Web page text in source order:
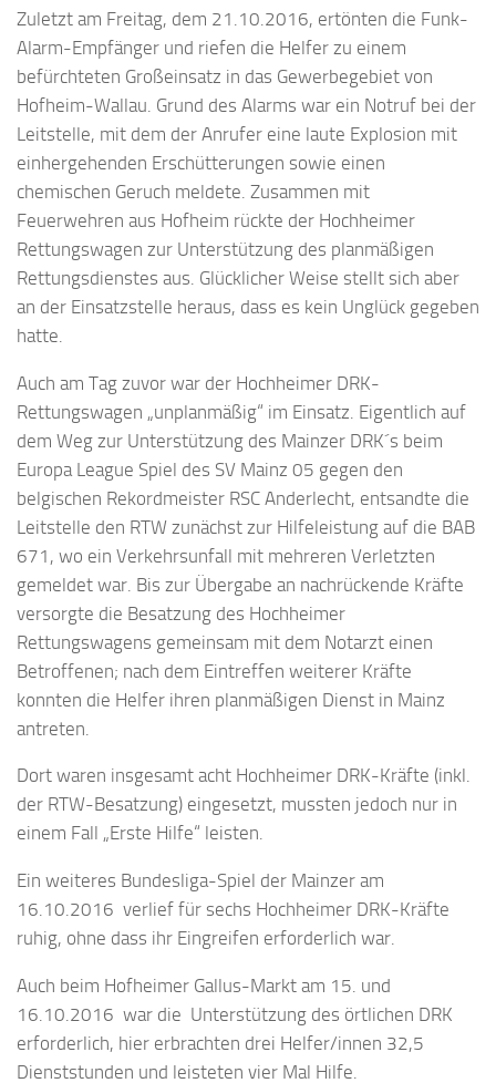
Zuletzt am Freitag, dem 21.10.2016, ertönten die Funk-
Alarm-Empfänger und riefen die Helfer zu einem
befürchteten Großeinsatz in das Gewerbegebiet von
Hofheim-Wallau. Grund des Alarms war ein Notruf bei der
Leitstelle, mit dem der Anrufer eine laute Explosion mit
einhergehenden Erschütterungen sowie einen
chemischen Geruch meldete. Zusammen mit
Feuerwehren aus Hofheim rückte der Hochheimer
Rettungswagen zur Unterstützung des planmäßigen
Rettungsdienstes aus. Glücklicher Weise stellt sich aber
an der Einsatzstelle heraus, dass es kein Unglück gegeben
hatte.
Auch am Tag zuvor war der Hochheimer DRK-
Rettungswagen „unplanmäßig“ im Einsatz. Eigentlich auf
dem Weg zur Unterstützung des Mainzer DRK´s beim
Europa League Spiel des SV Mainz 05 gegen den
belgischen Rekordmeister RSC Anderlecht, entsandte die
Leitstelle den RTW zunächst zur Hilfeleistung auf die BAB
671, wo ein Verkehrsunfall mit mehreren Verletzten
gemeldet war. Bis zur Übergabe an nachrückende Kräfte
versorgte die Besatzung des Hochheimer
Rettungswagens gemeinsam mit dem Notarzt einen
Betroffenen; nach dem Eintreffen weiterer Kräfte
konnten die Helfer ihren planmäßigen Dienst in Mainz
antreten.
Dort waren insgesamt acht Hochheimer DRK-Kräfte (inkl.
der RTW-Besatzung) eingesetzt, mussten jedoch nur in
einem Fall „Erste Hilfe“ leisten.
Ein weiteres Bundesliga-Spiel der Mainzer am
16.10.2016 verlief für sechs Hochheimer DRK-Kräfte
ruhig, ohne dass ihr Eingreifen erforderlich war.
Auch beim Hofheimer Gallus-Markt am 15. und
16.10.2016 war die Unterstützung des örtlichen DRK
erforderlich, hier erbrachten drei Helfer/innen 32,5
Dienststunden und leisteten vier Mal Hilfe.